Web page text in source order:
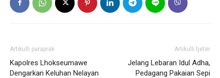
Artikulli paraprak
Kapolres Lhokseumawe
Dengarkan Keluhan Nelayan
Artikulli tjetër
Jelang Lebaran Idul Adha,
Pedagang Pakaian Sepi